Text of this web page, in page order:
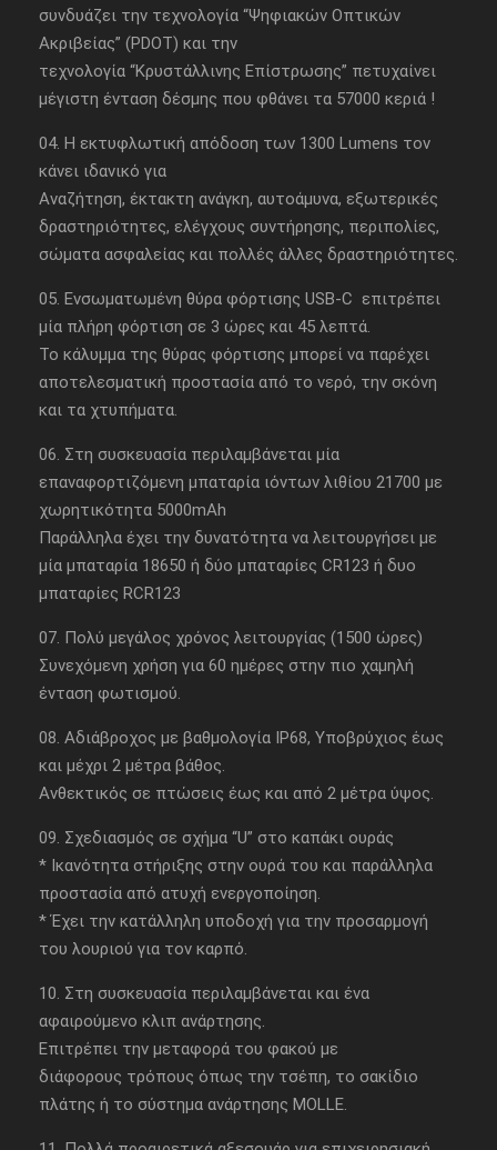
συνδυάζει την τεχνολογία “Ψηφιακών Οπτικών
Ακριβείας” (PDOT) και την
τεχνολογία “Κρυστάλλινης Επίστρωσης” πετυχαίνει
μέγιστη ένταση δέσμης που φθάνει τα 57000 κεριά !
04. Η εκτυφλωτική απόδοση των 1300 Lumens τον
κάνει ιδανικό για
Αναζήτηση, έκτακτη ανάγκη, αυτοάμυνα, εξωτερικές
δραστηριότητες, ελέγχους συντήρησης, περιπολίες,
σώματα ασφαλείας και πολλές άλλες δραστηριότητες.
05. Ενσωματωμένη θύρα φόρτισης USB-C επιτρέπει
μία πλήρη φόρτιση σε 3 ώρες και 45 λεπτά.
Το κάλυμμα της θύρας φόρτισης μπορεί να παρέχει
αποτελεσματική προστασία από το νερό, την σκόνη
και τα χτυπήματα.
06. Στη συσκευασία περιλαμβάνεται μία
επαναφορτιζόμενη μπαταρία ιόντων λιθίου 21700 με
χωρητικότητα 5000mAh
Παράλληλα έχει την δυνατότητα να λειτουργήσει με
μία μπαταρία 18650 ή δύο μπαταρίες CR123 ή δυο
μπαταρίες RCR123
07. Πολύ μεγάλος χρόνος λειτουργίας (1500 ώρες)
Συνεχόμενη χρήση για 60 ημέρες στην πιο χαμηλή
ένταση φωτισμού.
08. Αδιάβροχος με βαθμολογία IP68, Υποβρύχιος έως
και μέχρι 2 μέτρα βάθος.
Ανθεκτικός σε πτώσεις έως και από 2 μέτρα ύψος.
09. Σχεδιασμός σε σχήμα “U” στο καπάκι ουράς
* Ικανότητα στήριξης στην ουρά του και παράλληλα
προστασία από ατυχή ενεργοποίηση.
* Έχει την κατάλληλη υποδοχή για την προσαρμογή
του λουριού για τον καρπό.
10. Στη συσκευασία περιλαμβάνεται και ένα
αφαιρούμενο κλιπ ανάρτησης.
Επιτρέπει την μεταφορά του φακού με
διάφορους τρόπους όπως την τσέπη, το σακίδιο
πλάτης ή το σύστημα ανάρτησης MOLLE.